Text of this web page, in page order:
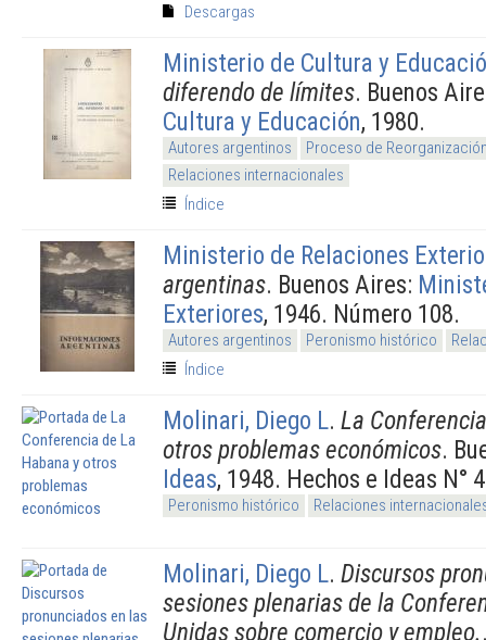
Descargas
Ministerio de Cultura y
diferendo de límites. Buenos
Cultura y Educación, 1980.
Autores argentinos
Proceso de
Relaciones internacionales
Índice
Ministerio de Relaciones
argentinas. Buenos Aires:
Exteriores, 1946. Número 108.
Autores argentinos Peronismo histórico
Índice
Molinari, Diego L. La
otros problemas económicos.
Ideas, 1948. Hechos e Ideas N°
Peronismo histórico Relaciones
Molinari, Diego L. Discursos
sesiones plenarias de la
Unidas sobre comercio y empleo.